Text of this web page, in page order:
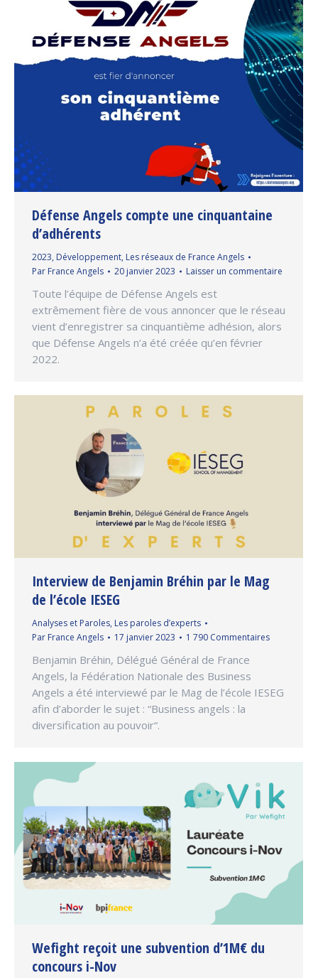
Défense Angels compte une cinquantaine
d’adhérents
2023, Développement, Les réseaux de France Angels
Par France Angels 20 janvier 2023 Laisser un commentaire
Toute l’équipe de Défense Angels est
extrêmement fière de vous annoncer que le réseau
vient d’enregistrer sa cinquantième adhésion, alors
que Défense Angels n’a été créée qu’en février
2022.
Interview de Benjamin Bréhin par le Mag
de l’école IESEG
Analyses et Paroles, Les paroles d’experts
Par France Angels 17 janvier 2023 1 790 Commentaires
Benjamin Bréhin, Délégué Général de France
Angels, la Fédération Nationale des Business
Angels a été interviewé par le Mag de l’école IESEG
afin d’aborder le sujet : “Business angels : la
diversification au pouvoir“.
Wefight reçoit une subvention d’1M€ du
concours i-Nov